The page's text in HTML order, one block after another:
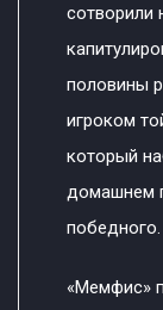
сотворили
половины
игроком
который
домашнем
«Мемфис»